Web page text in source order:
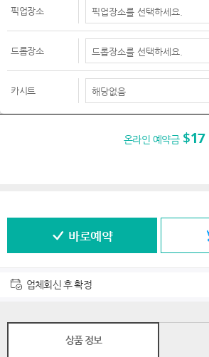
픽업장소
드롭장소
카시트
온라인 예약금 $17
바로예약
업체회신 후 확정
상품 정보